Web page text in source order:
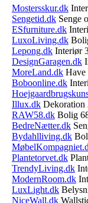
Mostersskur.dk
Sengetid.dk Senge
ESfurniture.dk
LuxoLiving.dk
Lepong.dk Interiør
DesignGaragen.dk
MoreLand.dk Have
Boboonline.dk
Illux.dk Dekoration
RAW58.dk Bolig
BedreNætter.dk
Bydahlliving.dk
Plantetorvet.dk
TrendyLiving.dk
ModernRoom.dk
LuxLight.dk
NiceWall.dk